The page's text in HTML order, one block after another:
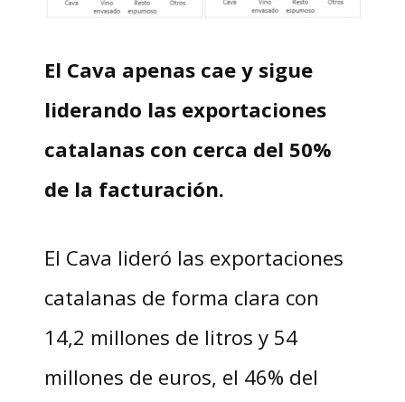
El Cava apenas cae y sigue
liderando las exportaciones
catalanas con cerca del 50%
de la facturación.
El Cava lideró las exportaciones
catalanas de forma clara con
14,2 millones de litros y 54
millones de euros, el 46% del